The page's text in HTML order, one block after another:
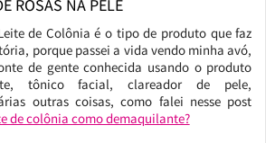
ROSAS NA PELE
de Colônia é o tipo de produto que faz
porque passei a vida vendo minha avó,
de gente conhecida usando o produto
tônico facial, clareador de pele,
outras coisas, como falei nesse post
de colônia como demaquilante?